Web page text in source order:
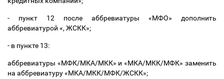
- пункт 12 после аббревиатуры «МФО» дополнить
аббревиатурой «, ЖСКК»;
- в пункте 13:
аббревиатуры «МФК/МКА/МКК» и «МКА/МКК/МФК» заменить
на аббревиатуру «МКА/МКК/МФК/ЖСКК»;